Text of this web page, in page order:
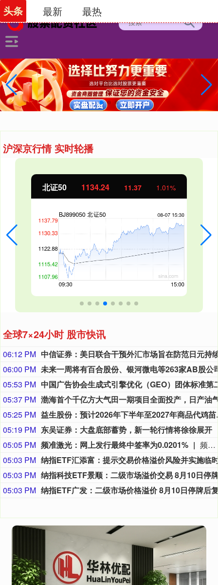
沪深京行情 实时轮播
创业板指 3563.12 47.56 1.35%
全球7×24小时 股市快讯
06:12 PM
06:00 PM
05:53 PM
05:37 PM
05:25 PM
益生股
05:19 PM 东吴证券：大盘底部蓄势，新一轮行情将徐徐展开
05:05 PM 频准激光：网上发行最终中签率为0.0201%
频准激光8月9日公告，回拨机制启动后，网上发行最终中签率为0.0201%。
05:03 PM
05:03 PM
05:03 PM
头条 最新 最热